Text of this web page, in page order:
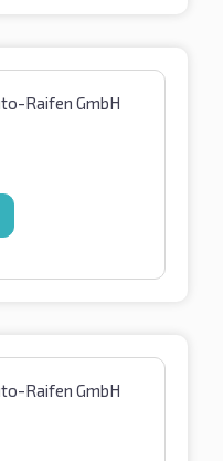
Raifen GmbH
Raifen GmbH